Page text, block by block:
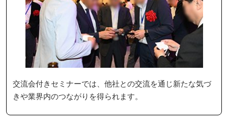
交流会付きセミナーでは、他社との交流を通じ新たな気づ
きや業界内のつながりを得られます。